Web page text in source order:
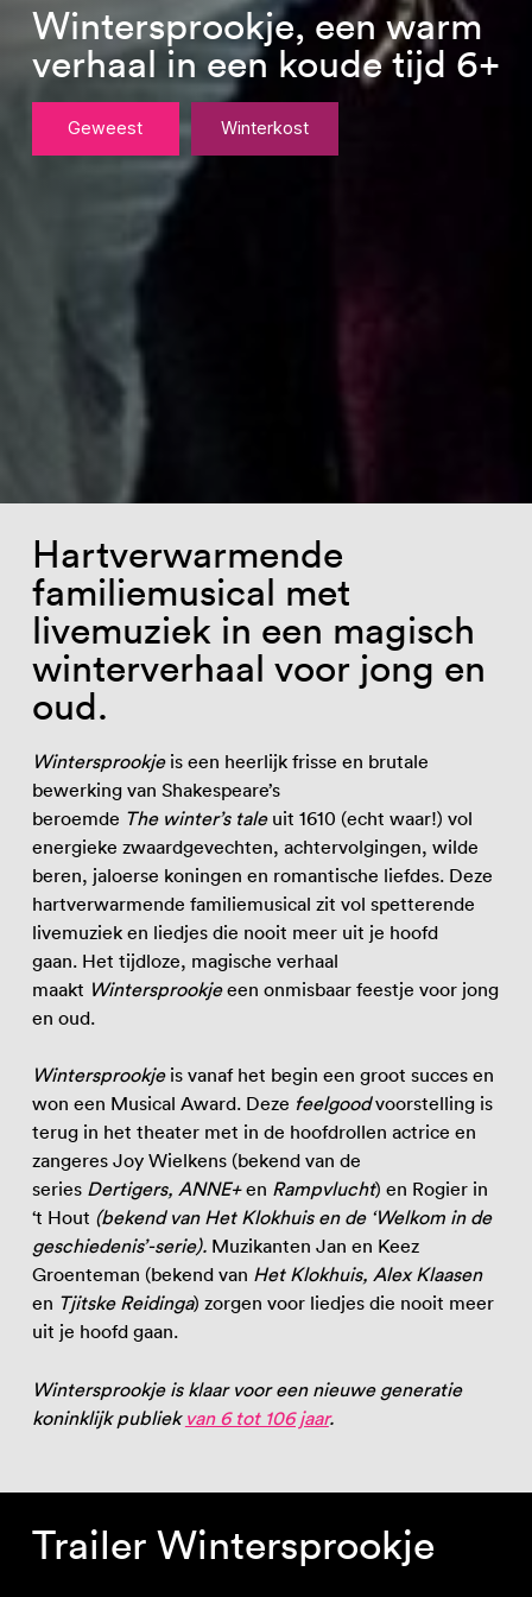
6+
Wintersprookje, een
verhaal in een koude
Geweest
Hartverwarmende
familiemusical met
livemuziek in een magisch
winterverhaal voor jong en
oud.
Wintersprookjeis een heerlijk frisse en brutale
bewerking van Shakespeare’s
beroemde The winter’s taleuit 1610 (echt waar!) vol
energieke zwaardgevechten, achtervolgingen, wilde
beren, jaloerse koningen en romantische liefdes. Deze
hartverwarmende familiemusical zit vol spetterende
livemuziek en liedjes die nooit meer uit je hoofd
gaan. Het tijdloze, magische verhaal
maakt Wintersprookjeeen onmisbaar feestje voor jong
en oud.
Wintersprookjeis vanaf het begin een groot succes en
won een Musical Award. Deze feelgoodvoorstelling is
terug in het theater met in de hoofdrollen actrice en
zangeres Joy Wielkens (bekend van de
series Dertigers, ANNE+en Rampvlucht) en Rogier in
‘t Hout (bekend van Het Klokhuis en de ‘Welkom in de
geschiedenis’-serie).Muzikanten Jan en Keez
Groenteman (bekend van Het Klokhuis, Alex Klaasen
en Tjitske Reidinga) zorgen voor liedjes die nooit meer
uit je hoofd gaan.
Wintersprookje is klaar voor een nieuwe generatie
koninklijk publiek van 6 tot 106 jaar.
Trailer Wintersprookje